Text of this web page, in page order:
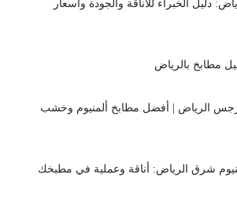
دليل الخبراء للأناقة والجودة وأسعار
مطابخ بالرياض
الرياض | أفضل مطابخ ألمنيوم وخشب
شرق الرياض: أناقة وعملية في مطبخك